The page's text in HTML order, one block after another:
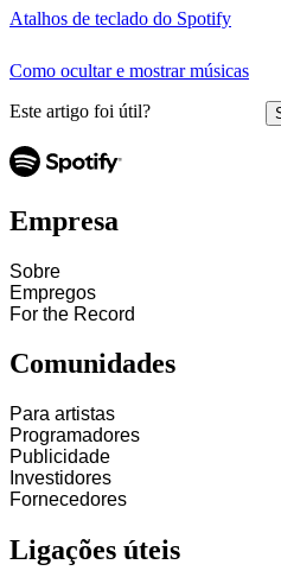
Atalhos de teclado do Spotify
Como ocultar e mostrar músicas
Este artigo foi útil?
Empresa
Sobre
Empregos
For the Record
Comunidades
Para artistas
Programadores
Publicidade
Investidores
Fornecedores
Ligações úteis